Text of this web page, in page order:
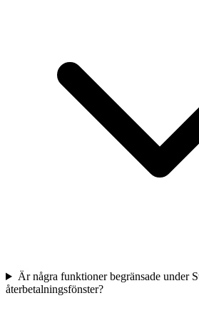
Är några funktioner begränsade under
återbetalningsfönster?